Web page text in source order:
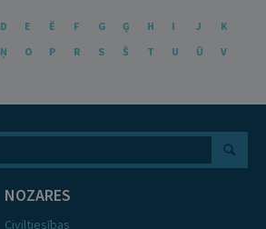
D E Ē F G Ģ H I J
K
Ņ O P R S Š T U Ū
V
NOZARES
Civiltiesības